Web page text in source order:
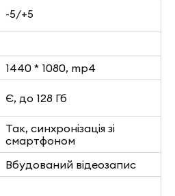
-5/+5
1440 * 1080, mp4
Є, до 128 Гб
Так, синхронізація зі
смартфоном
Вбудований відеозапис